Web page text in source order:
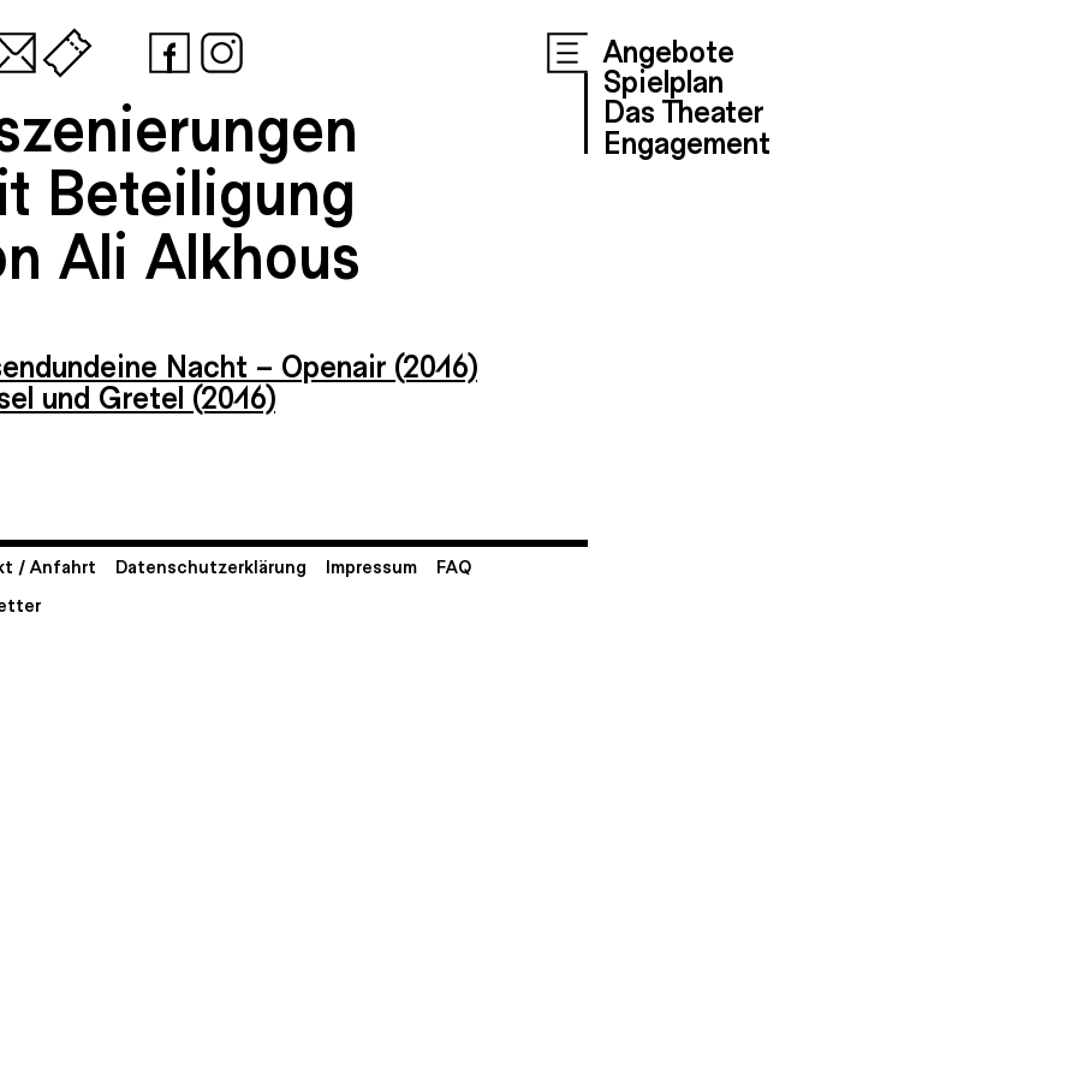
Angebote
Spielplan
Das Theater
Engagement
Beteiligung
Ali Alkhous
Nacht – Openair (2016)
und Gretel (2016)
/ Anfahrt Datenschutzerklärung Impressum
FAQ